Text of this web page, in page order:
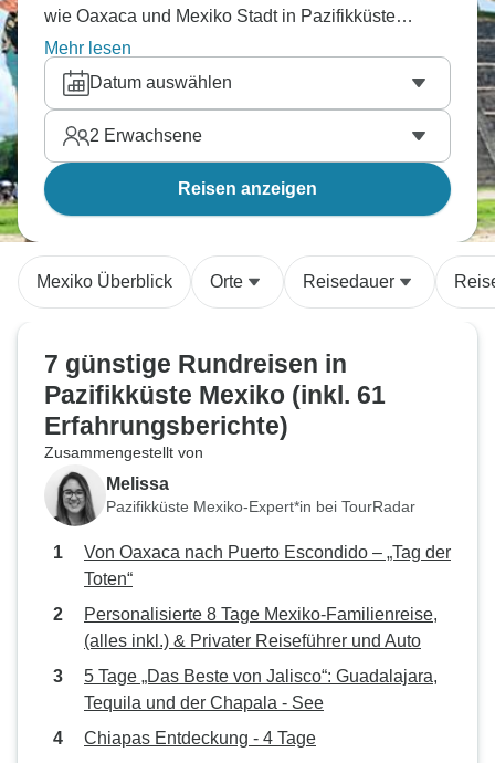
wie Oaxaca und Mexiko Stadt in Pazifikküste
Mexiko nehmen.
Mehr lesen
Datum auswählen
2 Erwachsene
Reisen anzeigen
Mexiko Überblick Orte Reisedauer
7 günstige Rundreisen in
Pazifikküste Mexiko (inkl. 61
Erfahrungsberichte)
Zusammengestellt von
Melissa
Pazifikküste Mexiko-Expert*in bei TourRadar
Von Oaxaca nach Puerto Escondido – „Tag der
Toten“
Personalisierte 8 Tage Mexiko-Familienreise,
(alles inkl.) & Privater Reiseführer und Auto
5 Tage „Das Beste von Jalisco“: Guadalajara,
Tequila und der Chapala - See
Chiapas Entdeckung - 4 Tage